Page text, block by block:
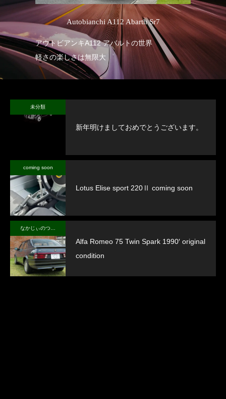
Autobianchi A112 Abarth Sr7
アウトビアンキA112 アバルトの世界
軽さの楽しさは無限大
未分類
新年明けましておめでとうございます。
coming soon
Lotus Elise sport 220Ⅱ coming soon
Alfa Romeo 75 Twin Spark 1990′ original
condition